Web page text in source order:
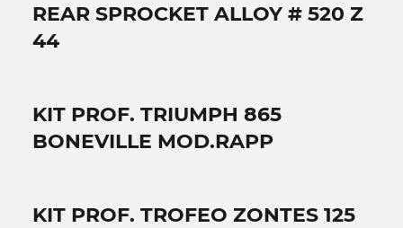
REAR SPROCKET ALLOY # 520 Z
44
KIT PROF. TRIUMPH 865
BONEVILLE MOD.RAPP
KIT PROF. TROFEO ZONTES 125